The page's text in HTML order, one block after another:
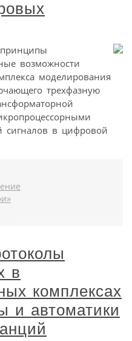
возможности
моделирования
трехфазную
сигналов в цифровой
в
комплексах
и автоматики